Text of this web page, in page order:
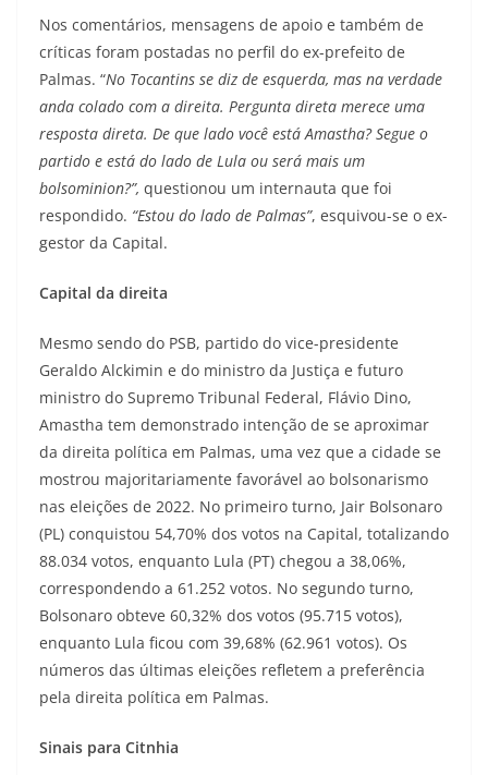
Nos comentários, mensagens de apoio e também de
críticas foram postadas no perfil do ex-prefeito de
Palmas. “No Tocantins se diz de esquerda, mas na verdade
anda colado com a direita. Pergunta direta merece uma
resposta direta. De que lado você está Amastha? Segue o
partido e está do lado de Lula ou será mais um
bolsominion?”, questionou um internauta que foi
respondido. “Estou do lado de Palmas”, esquivou-se o ex-
gestor da Capital.
Capital da direita
Mesmo sendo do PSB, partido do vice-presidente
Geraldo Alckimin e do ministro da Justiça e futuro
ministro do Supremo Tribunal Federal, Flávio Dino,
Amastha tem demonstrado intenção de se aproximar
da direita política em Palmas, uma vez que a cidade se
mostrou majoritariamente favorável ao bolsonarismo
nas eleições de 2022. No primeiro turno, Jair Bolsonaro
(PL) conquistou 54,70% dos votos na Capital, totalizando
88.034 votos, enquanto Lula (PT) chegou a 38,06%,
correspondendo a 61.252 votos. No segundo turno,
Bolsonaro obteve 60,32% dos votos (95.715 votos),
enquanto Lula ficou com 39,68% (62.961 votos). Os
números das últimas eleições refletem a preferência
pela direita política em Palmas.
Sinais para Citnhia